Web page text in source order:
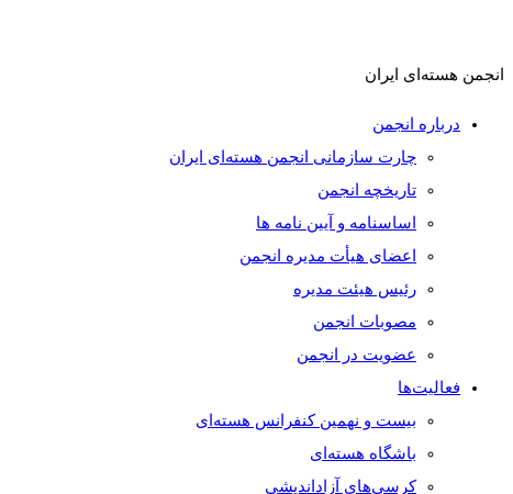
انجمن هسته‌ای ایران
درباره انجمن
چارت سازمانی انجمن هسته‌ای ایران
تاریخچه انجمن
اساسنامه و آیین نامه ها
اعضای هیأت مدیره انجمن
رئیس هیئت مدیره
مصوبات انجمن
عضویت در انجمن
فعالیت‌ها
بیست و نهمین کنفرانس هسته‌ای
باشگاه هسته‌ای
کرسی‌های آزاداندیشی